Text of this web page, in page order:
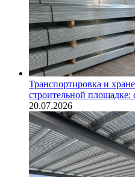
Транспортировка и
строительной площадке:
20.07.2026